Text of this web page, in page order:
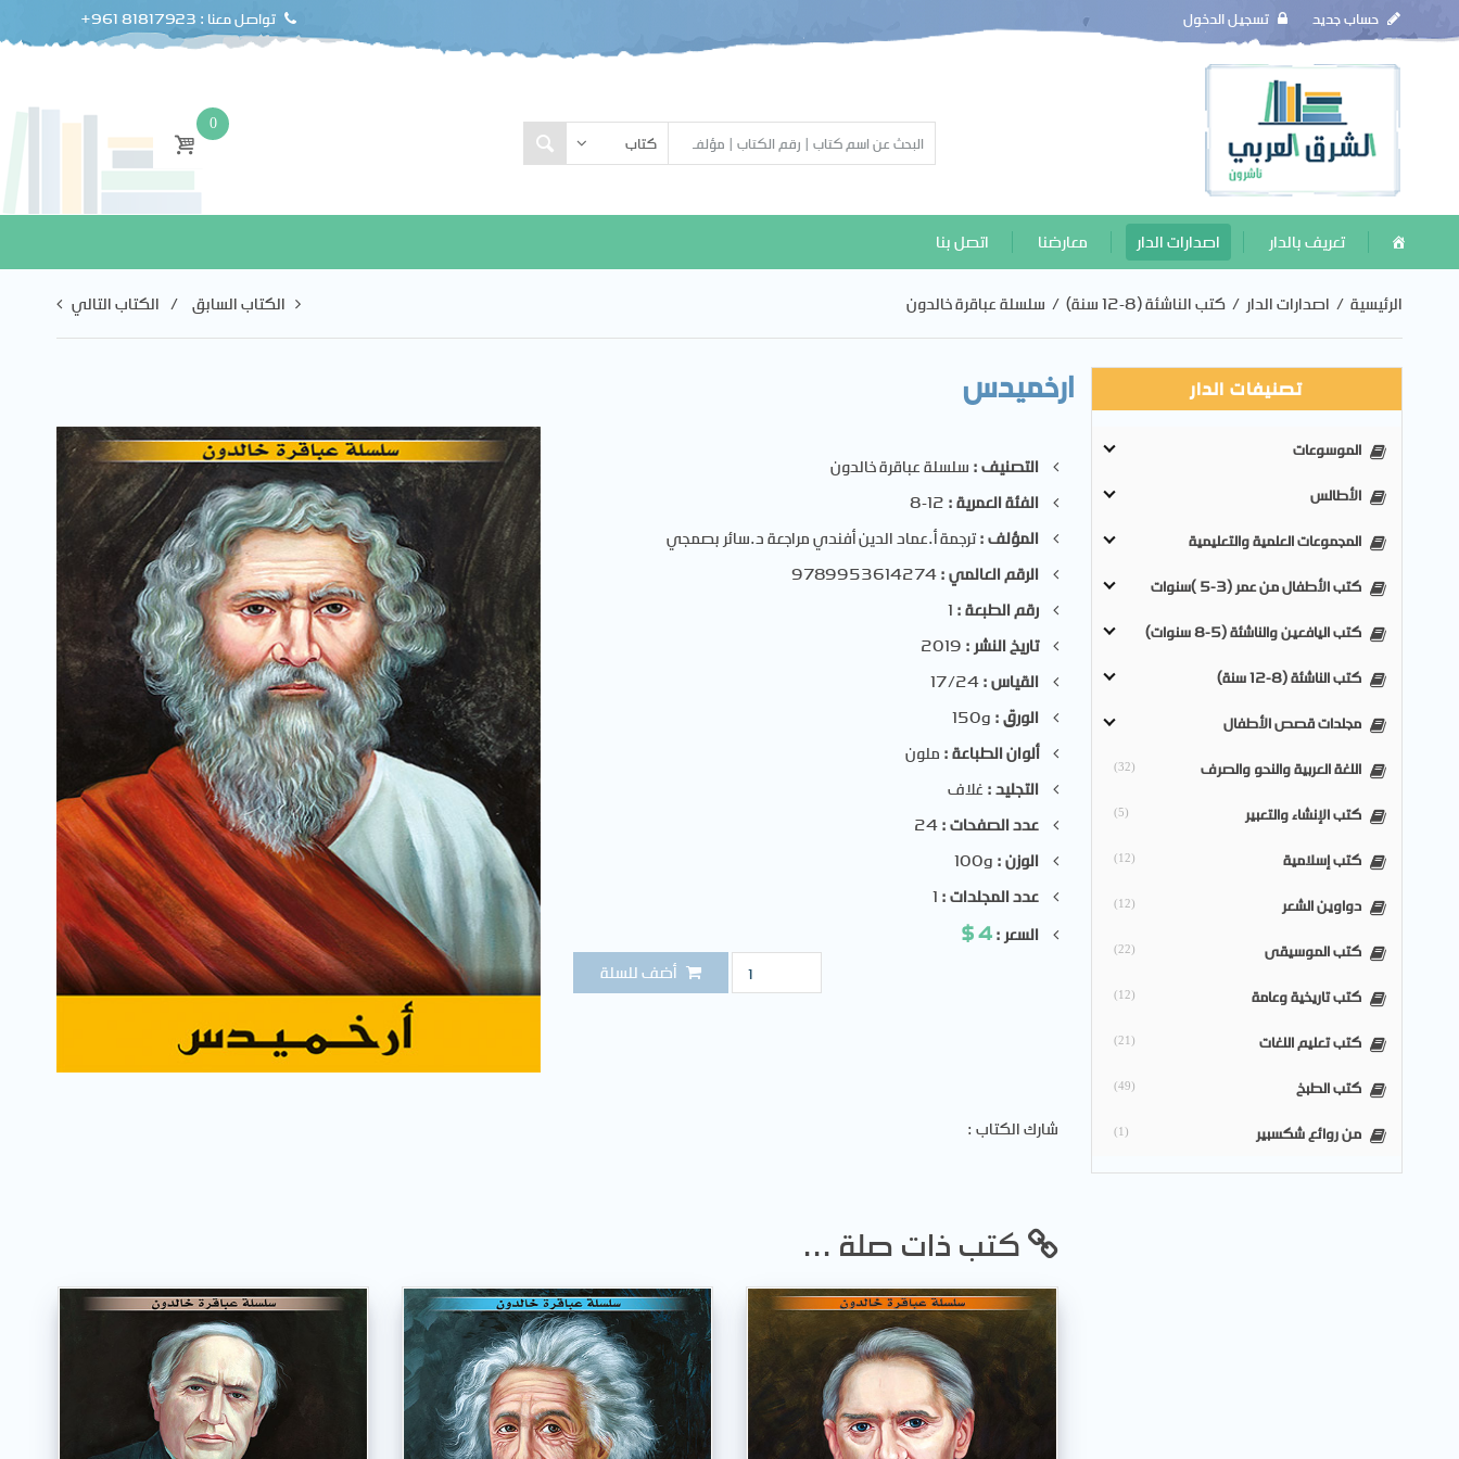
تسجيل الدخول حساب جديد
0
تعريف بالدار اصدارات الدار معارضنا اتصل بنا
Post navigation الكتاب السابق الرئيسية / اصدارات الدار / كتب الناشئة (8-12 سنة) / سلسلة عباقرة خالدون
ارخميدس
التصنيف : سلسلة عباقرة خالدون
الفئة العمرية : 12-8
المؤلف :ترجمة أ.عماد الدين أفندي مراجعة د.سائر بصمجي
الرقم العالمي :9789953614274
رقم الطبعة : 1
تاريخ النشر : 2019
القياس :17/24
الورق : 150g
ألوان الطباعة : ملون
التجليد : غلاف
عدد الصفحات :24
الوزن : 100g
عدد المجلدات : 1
السعر :4
$
أضف للسلة الكمية
: شارك الكتاب
تصنيفات الدار
الموسوعات
الأطالس
المجموعات العلمية والتعليمية
كتب الأطفال من عمر (3-5 )سنوات
كتب اليافعين والناشئة (5-8 سنوات)
كتب الناشئة (8-12 سنة)
مجلدات قصص الأطفال
اللغة العربية والنحو والصرف
(32)
كتب الإنشاء والتعبير (5)
كتب إسلامية (12)
دواوين الشعر (12)
كتب الموسيقى (22)
كتب تاريخية وعامة (12)
كتب تعليم اللغات (21)
كتب الطبخ (49)
من روائع شكسبير (1)